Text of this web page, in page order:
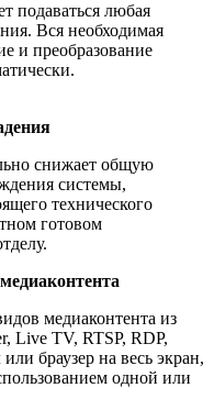
подаваться любая
Вся необходимая
и преобразование
снижает общую
системы,
технического
готовом
медиаконтента из
Live TV, RTSP, RDP,
браузер на весь экран,
одной или